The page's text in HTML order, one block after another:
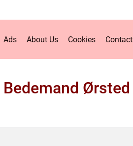
Ads About Us Cookies Contact
Bedemand Ørsted